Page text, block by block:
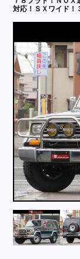
コラム
ニュース
営業日
お問い合わせ
採用情報
対応！ＳＸワイド！